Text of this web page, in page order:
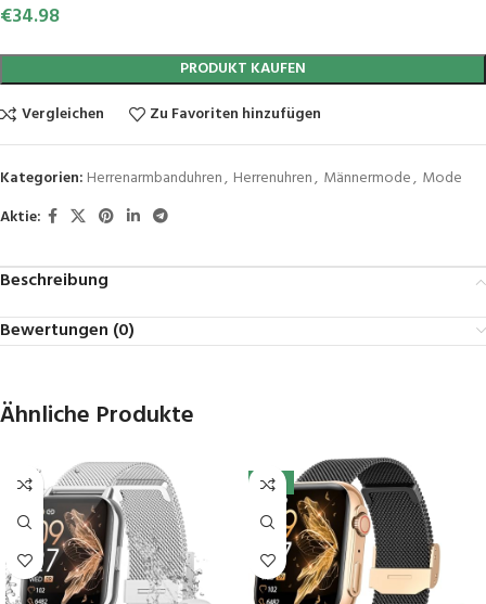
€34.98
PRODUKT KAUFEN
Vergleichen
Zu Favoriten hinzufügen
Kategorien: Herrenarmbanduhren, Herrenuhren, Männermode, Mode
Aktie:
Beschreibung
Bewertungen (0)
Ähnliche Produkte
-11%